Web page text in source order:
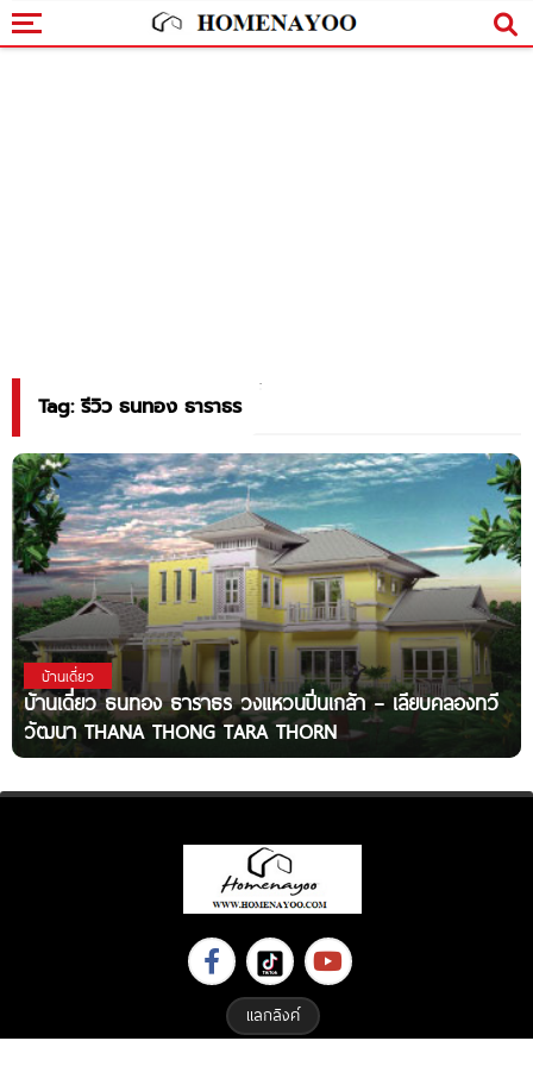
Tag: รีวิว ธนทอง ธาราธร
บ้านเดี่ยว
บ้านเดี่ยว ธนทอง ธาราธร วงแหวนปิ่นเกล้า – เลียบคลองทวี
วัฒนา THANA THONG TARA THORN
แลกลิงค์